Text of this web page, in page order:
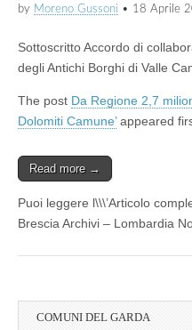
by Moreno Gussoni • 18 Aprile
Sottoscritto Accordo di
degli Antichi Borghi di Valle
The post Da Regione 2,7
Dolomiti Camune’appeared
Read more →
Puoi leggere l\\\’Articolo
Brescia Archivi – Lombardia
COMUNI DEL GARDA